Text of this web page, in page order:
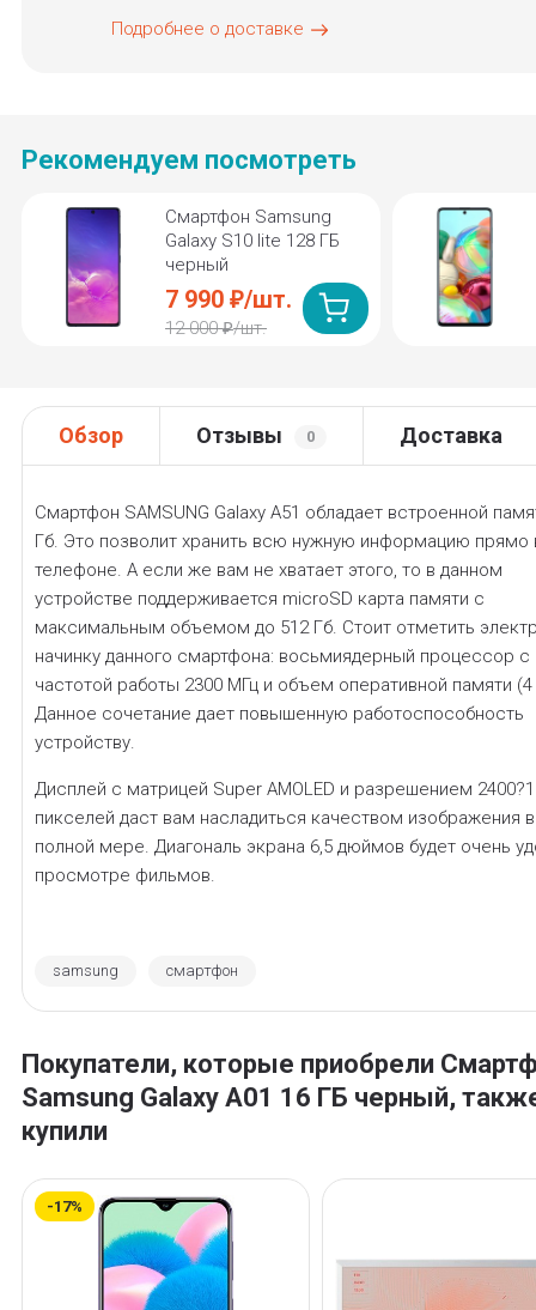
Подробнее о доставке
Рекомендуем посмотреть
Смартфон Samsung
Galaxy S10 lite 128 ГБ
черный
7 990 ₽/шт.
12 000 ₽/шт.
Обзор Отзывы 0 Доставка
Смартфон SAMSUNG Galaxy A51 обладает встроенной
Гб. Это позволит хранить всю нужную информацию прямо
телефоне. А если же вам не хватает этого, то в данном
устройстве поддерживается microSD карта памяти с
максимальным объемом до 512 Гб. Стоит отметить
начинку данного смартфона: восьмиядерный процессор с
частотой работы 2300 МГц и объем оперативной памяти (4
Данное сочетание дает повышенную работоспособность
устройству.
Дисплей с матрицей Super AMOLED и разрешением
пикселей даст вам насладиться качеством изображения в
полной мере. Диагональ экрана 6,5 дюймов будет очень
просмотре фильмов.
samsung смартфон
Покупатели, которые приобрели
Samsung Galaxy A01 16 ГБ черный,
купили
-17%